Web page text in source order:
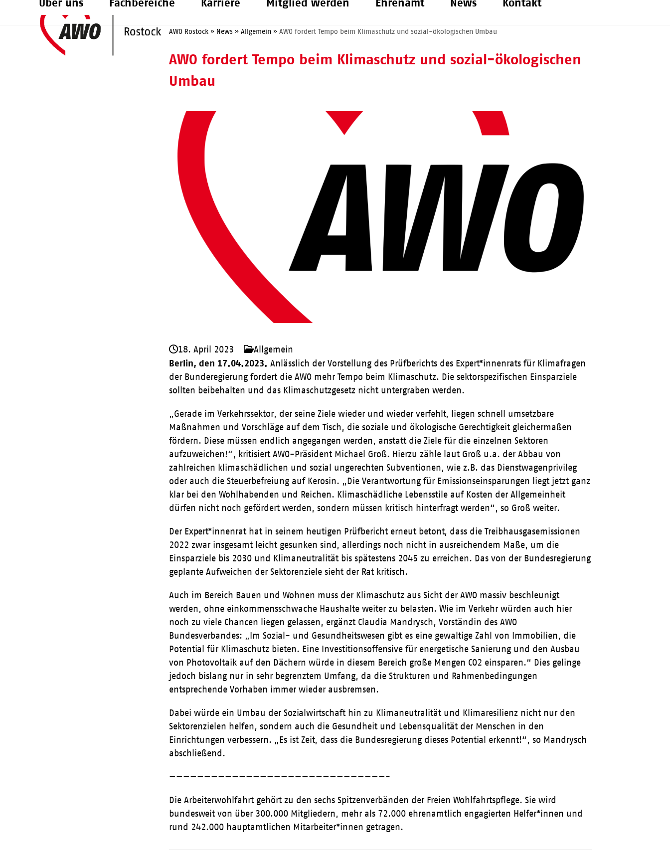
Über uns Fachbereiche Karriere Mitglied werden Ehrenamt News Kontakt
AWO Rostock » News »Allgemein »AWO fordert Tempo beim Klimaschutz und sozial-ökologischen Umbau
AWO fordert Tempo beim Klimaschutz und sozial-ökologischen
Umbau
18. April 2023 Allgemein
Berlin, den 17.04.2023.Anlässlich der Vorstellung des Prüfberichts des Expert*innenrats für Klimafragen
der Bunderegierung fordert die AWO mehr Tempo beim Klimaschutz. Die sektorspezifischen Einsparziele
sollten beibehalten und das Klimaschutzgesetz nicht untergraben werden.
„Gerade im Verkehrssektor, der seine Ziele wieder und wieder verfehlt, liegen schnell umsetzbare
Maßnahmen und Vorschläge auf dem Tisch, die soziale und ökologische Gerechtigkeit gleichermaßen
fördern. Diese müssen endlich angegangen werden, anstatt die Ziele für die einzelnen Sektoren
aufzuweichen!“, kritisiert AWO-Präsident Michael Groß. Hierzu zähle laut Groß u.a. der Abbau von
zahlreichen klimaschädlichen und sozial ungerechten Subventionen, wie z.B. das Dienstwagenprivileg
oder auch die Steuerbefreiung auf Kerosin. „Die Verantwortung für Emissionseinsparungen liegt jetzt ganz
klar bei den Wohlhabenden und Reichen. Klimaschädliche Lebensstile auf Kosten der Allgemeinheit
dürfen nicht noch gefördert werden, sondern müssen kritisch hinterfragt werden“, so Groß weiter.
Der Expert*innenrat hat in seinem heutigen Prüfbericht erneut betont, dass die Treibhausgasemissionen
2022 zwar insgesamt leicht gesunken sind, allerdings noch nicht in ausreichendem Maße, um die
Einsparziele bis 2030 und Klimaneutralität bis spätestens 2045 zu erreichen. Das von der Bundesregierung
geplante Aufweichen der Sektorenziele sieht der Rat kritisch.
Auch im Bereich Bauen und Wohnen muss der Klimaschutz aus Sicht der AWO massiv beschleunigt
werden, ohne einkommensschwache Haushalte weiter zu belasten. Wie im Verkehr würden auch hier
noch zu viele Chancen liegen gelassen, ergänzt Claudia Mandrysch, Vorständin des AWO
Bundesverbandes: „Im Sozial- und Gesundheitswesen gibt es eine gewaltige Zahl von Immobilien, die
Potential für Klimaschutz bieten. Eine Investitionsoffensive für energetische Sanierung und den Ausbau
von Photovoltaik auf den Dächern würde in diesem Bereich große Mengen CO2 einsparen.“ Dies gelinge
jedoch bislang nur in sehr begrenztem Umfang, da die Strukturen und Rahmenbedingungen
entsprechende Vorhaben immer wieder ausbremsen.
Dabei würde ein Umbau der Sozialwirtschaft hin zu Klimaneutralität und Klimaresilienz nicht nur den
Sektorenzielen helfen, sondern auch die Gesundheit und Lebensqualität der Menschen in den
Einrichtungen verbessern. „Es ist Zeit, dass die Bundesregierung dieses Potential erkennt!“, so Mandrysch
abschließend.
———————————————————————————————-
Die Arbeiterwohlfahrt gehört zu den sechs Spitzenverbänden der Freien Wohlfahrtspflege. Sie wird
bundesweit von über 300.000 Mitgliedern, mehr als 72.000 ehrenamtlich engagierten Helfer*innen und
rund 242.000 hauptamtlichen Mitarbeiter*innen getragen.